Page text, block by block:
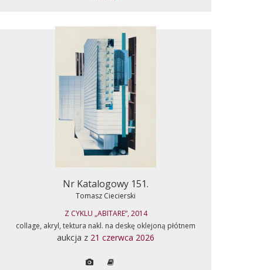
Nr Katalogowy 151.
Tomasz Ciecierski
Z CYKLU „ABITARE“, 2014
collage, akryl, tektura nakl. na deskę oklejoną płótnem
aukcja z 21 czerwca 2026